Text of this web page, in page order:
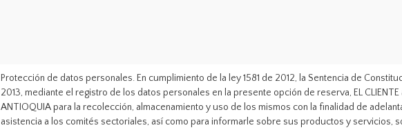
Protección de datos personales. En cumplimiento de la ley 1581 de 2012, la Sentencia de
2013, mediante el registro de los datos personales en la presente opción de reserva, EL
ANTIOQUIA para la recolección, almacenamiento y uso de los mismos con la finalidad de
asistencia a los comités sectoriales, así como para informarle sobre sus productos y servicios,